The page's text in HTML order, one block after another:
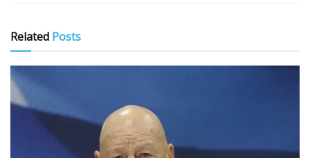
Related Posts